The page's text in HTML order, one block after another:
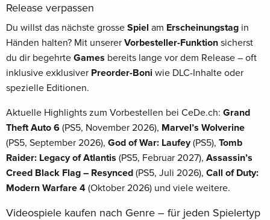
Release verpassen
Du willst das nächste grosse Spiel am Erscheinungstag in
Händen halten? Mit unserer Vorbesteller-Funktion sicherst
du dir begehrte Games bereits lange vor dem Release – oft
inklusive exklusiver Preorder-Boni wie DLC-Inhalte oder
spezielle Editionen.
Aktuelle Highlights zum Vorbestellen bei CeDe.ch: Grand
Theft Auto 6 (PS5, November 2026), Marvel’s Wolverine
(PS5, September 2026), God of War: Laufey(PS5), Tomb
Raider: Legacy of Atlantis (PS5, Februar 2027), Assassin’s
Creed Black Flag – Resynced (PS5, Juli 2026), Call of Duty:
Modern Warfare 4 (Oktober 2026) und viele weitere.
Videospiele kaufen nach Genre – für jeden Spielertyp